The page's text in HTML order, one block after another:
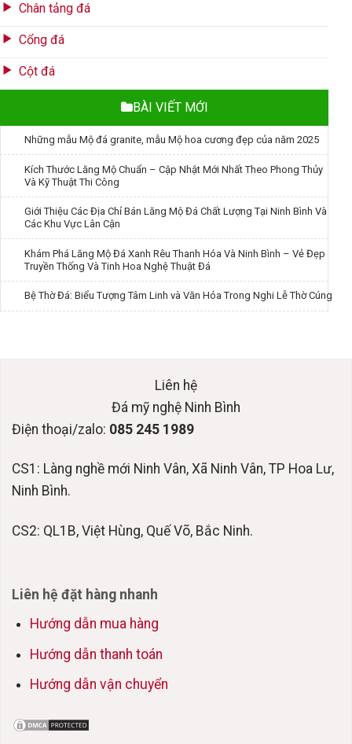
Chân tảng đá
Cổng đá
Cột đá
BÀI VIẾT MỚI
Những mẫu Mộ đá granite, mẫu Mộ hoa cương đẹp của năm 2025
Kích Thước Lăng Mộ Chuẩn – Cập Nhật Mới Nhất Theo Phong Thủy
Và Kỹ Thuật Thi Công
Giới Thiệu Các Địa Chỉ Bán Lăng Mộ Đá Chất Lượng Tại Ninh Bình Và
Các Khu Vực Lân Cận
Khám Phá Lăng Mộ Đá Xanh Rêu Thanh Hóa Và Ninh Bình – Vẻ Đẹp
Truyền Thống Và Tinh Hoa Nghệ Thuật Đá
Bệ Thờ Đá: Biểu Tượng Tâm Linh và Văn Hóa Trong Nghi Lễ Thờ Cúng
Liên hệ
Đá mỹ nghệ Ninh Bình
Điện thoại/zalo: 085 245 1989
CS1: Làng nghề mới Ninh Vân, Xã Ninh Vân, TP Hoa Lư,
Ninh Bình.
CS2: QL1B, Việt Hùng, Quế Võ, Bắc Ninh.
Liên hệ đặt hàng nhanh
Hướng dẫn mua hàng
Hướng dẫn thanh toán
Hướng dẫn vận chuyển